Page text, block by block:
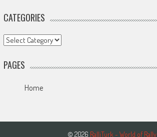
CATEGORIES
Categories
PAGES
Home
© 2026 RalliTurk - World of Rally